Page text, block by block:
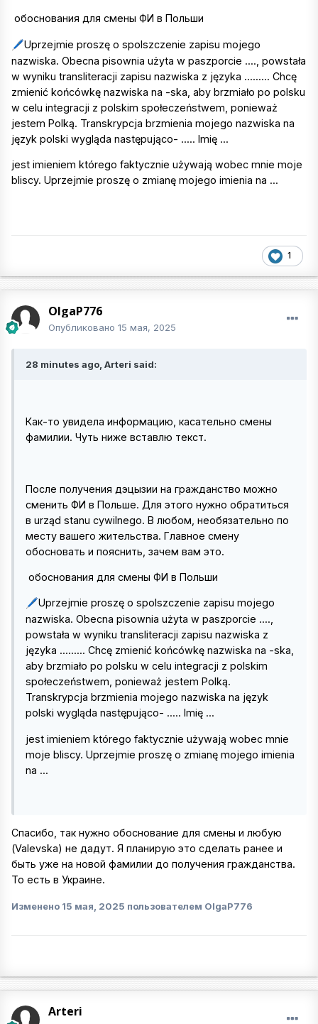
обоснования для смены ФИ в Польши
🖊️Uprzejmie proszę o spolszczenie zapisu mojego
nazwiska. Obecna pisownia użyta w paszporcie ...., powstała
w wyniku transliteracji zapisu nazwiska z języka ......... Chcę
zmienić końcówkę nazwiska na -ska, aby brzmiało po polsku
w celu integracji z polskim społeczeństwem, ponieważ
jestem Polką. Transkrypcja brzmienia mojego nazwiska na
język polski wygląda następująco- ..... Imię ...
jest imieniem którego faktycznie używają wobec mnie moje
bliscy. Uprzejmie proszę o zmianę mojego imienia na ...
1
OlgaP776
Опубликовано 15 мая, 2025
28 minutes ago, Arteri said:
Как-то увидела информацию, касательно смены
фамилии. Чуть ниже вставлю текст.
После получения дэцызии на гражданство можно
сменить ФИ в Польше. Для этого нужно обратиться
в urząd stanu cywilnego. В любом, необязательно по
месту вашего жительства. Главное смену
обосновать и пояснить, зачем вам это.
обоснования для смены ФИ в Польши
🖊️Uprzejmie proszę o spolszczenie zapisu mojego
nazwiska. Obecna pisownia użyta w paszporcie ....,
powstała w wyniku transliteracji zapisu nazwiska z
języka ......... Chcę zmienić końcówkę nazwiska na -ska,
aby brzmiało po polsku w celu integracji z polskim
społeczeństwem, ponieważ jestem Polką.
Transkrypcja brzmienia mojego nazwiska na język
polski wygląda następująco- ..... Imię ...
jest imieniem którego faktycznie używają wobec mnie
moje bliscy. Uprzejmie proszę o zmianę mojego imienia
na ...
Спасибо, так нужно обоснование для смены и любую
(Valevska) не дадут. Я планирую это сделать ранее и
быть уже на новой фамилии до получения гражданства.
То есть в Украине.
Изменено 15 мая, 2025 пользователем OlgaP776
Arteri